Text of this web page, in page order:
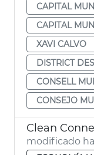
CAPITAL
CAPITAL
XAVI CALVO
DISTRICT
CONSELL
CONSEJO
Clean
modificado